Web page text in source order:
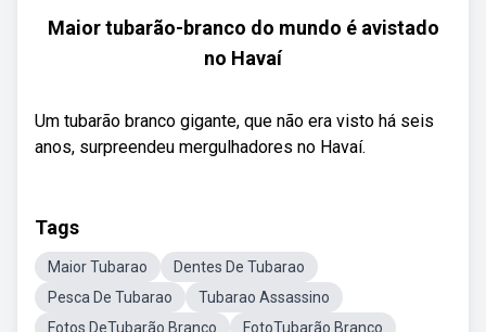
Maior tubarão-branco do mundo é avistado
no Havaí
Um tubarão branco gigante, que não era visto há seis
anos, surpreendeu mergulhadores no Havaí.
Tags
Maior Tubarao
Dentes De Tubarao
Pesca De Tubarao
Tubarao Assassino
Fotos DeTubarão Branco
FotoTubarão Branco